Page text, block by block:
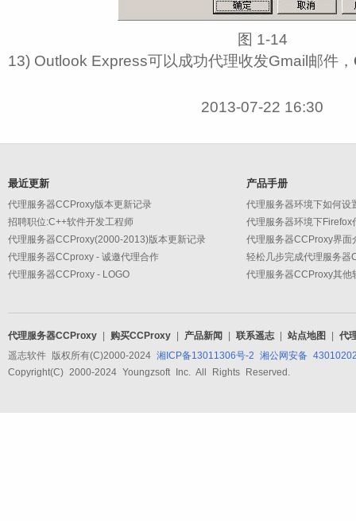
图 1‑14
13) Outlook Express可以成功代理收发Gmail邮件，
2013-07-22 16:30
最近更新
代理服务器CCProxy版本更新记录
招聘职位:C++软件开发工程师
代理服务器CCProxy(2000-2013)版本更新记录
代理服务器CCproxy - 诚邀代理合作
代理服务器CCProxy - LOGO
产品手册
代理服务器环境下如何设
代理服务器环境下Firefox
代理服务器CCProxy界面
轻松几步完成代理服务器
代理服务器CCProxy其他
代理服务器CCProxy | 购买CCProxy | 产品新闻 | 联系遥志 | 站点地图 | 代
遥志软件 版权所有(C)2000-2024 湘ICP备13011306号-2 湘公网安备
Copyright(C) 2000-2024 Youngzsoft Inc. All Rights Reserved.